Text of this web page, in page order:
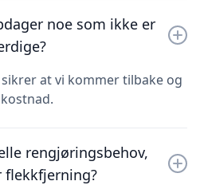
noe som ikke er
at vi kommer tilbake og
rengjøringsbehov,